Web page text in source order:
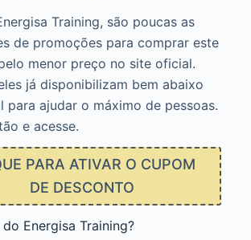
Training, são poucas as
de promoções para comprar este
menor preço no site oficial.
já disponibilizam bem abaixo
para ajudar o máximo de pessoas.
e acesse.
PARA ATIVAR O CUPOM
DE DESCONTO
Energisa Training?